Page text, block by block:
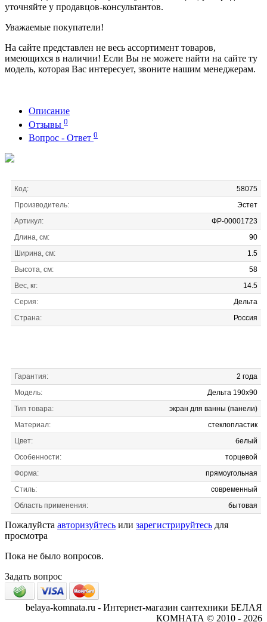
уточняйте у продавцов-консультантов.
Уважаемые покупатели!
На сайте представлен не весь ассортимент товаров,
имеющихся в наличии! Если Вы не можете найти на сайте ту
модель, которая Вас интересует, звоните нашим менеджерам.
Описание
Отзывы 0
Вопрос - Ответ 0
Код:
58075
Производитель:
Эстет
Артикул:
ФР-00001723
Длина, см:
90
Ширина, см:
1.5
Высота, см:
58
Вес, кг:
14.5
Серия:
Дельта
Страна:
Россия
Гарантия:
2 года
Модель:
Дельта 190x90
Тип товара:
экран для ванны (панели)
Материал:
стеклопластик
Цвет:
белый
Особенности:
торцевой
Форма:
прямоугольная
Стиль:
современный
Область применения:
бытовая
Пожалуйста авторизуйтесь или зарегистрируйтесь для
просмотра
Пока не было вопросов.
Задать вопрос
belaya-komnata.ru - Интернет-магазин сантехники БЕЛАЯ
КОМНАТА © 2010 - 2026